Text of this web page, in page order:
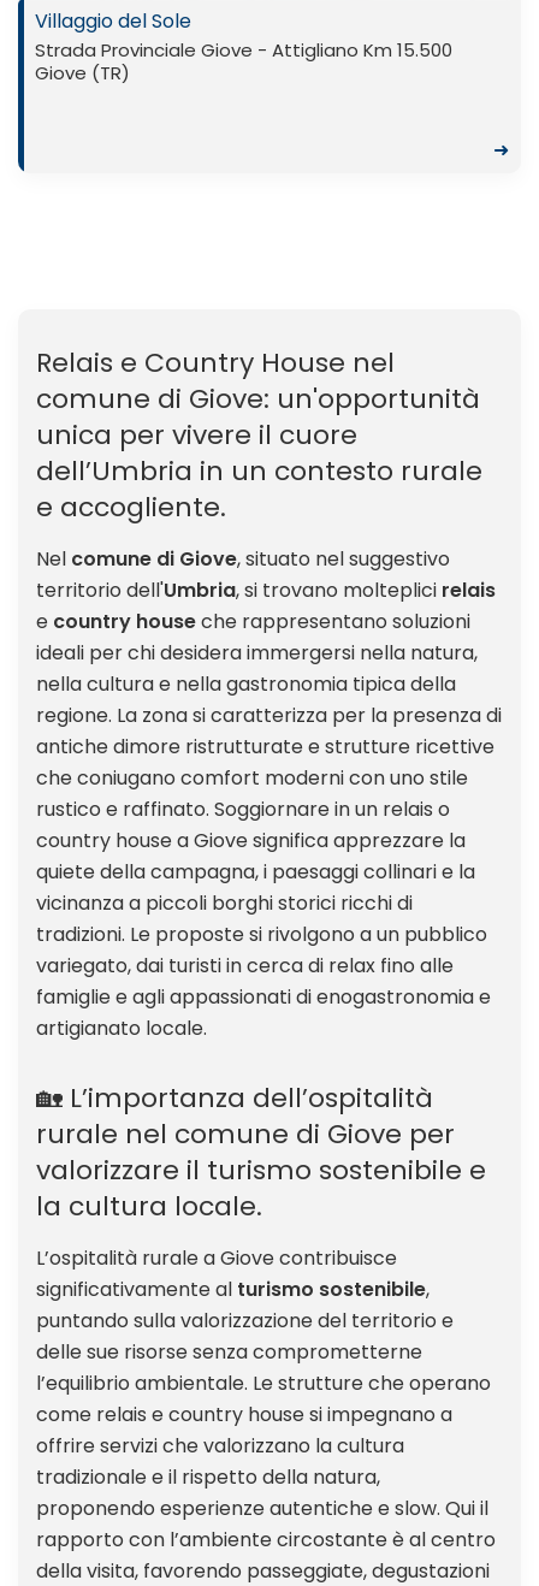
Villaggio del Sole
Strada Provinciale Giove - Attigliano Km 15.500
Giove (TR)
➜
Relais e Country House nel
comune di Giove: un'opportunità
unica per vivere il cuore
dell’Umbria in un contesto rurale
e accogliente.
Nel comune di Giove, situato nel suggestivo
territorio dell'Umbria, si trovano molteplici relais
e country houseche rappresentano soluzioni
ideali per chi desidera immergersi nella natura,
nella cultura e nella gastronomia tipica della
regione. La zona si caratterizza per la presenza di
antiche dimore ristrutturate e strutture ricettive
che coniugano comfort moderni con uno stile
rustico e raffinato. Soggiornare in un relais o
country house a Giove significa apprezzare la
quiete della campagna, i paesaggi collinari e la
vicinanza a piccoli borghi storici ricchi di
tradizioni. Le proposte si rivolgono a un pubblico
variegato, dai turisti in cerca di relax fino alle
famiglie e agli appassionati di enogastronomia e
artigianato locale.
🏡 L’importanza dell’ospitalità
rurale nel comune di Giove per
valorizzare il turismo sostenibile e
la cultura locale.
L’ospitalità rurale a Giove contribuisce
significativamente al turismo sostenibile,
puntando sulla valorizzazione del territorio e
delle sue risorse senza comprometterne
l’equilibrio ambientale. Le strutture che operano
come relais e country house si impegnano a
offrire servizi che valorizzano la cultura
tradizionale e il rispetto della natura,
proponendo esperienze autentiche e slow. Qui il
rapporto con l’ambiente circostante è al centro
della visita, favorendo passeggiate, degustazioni